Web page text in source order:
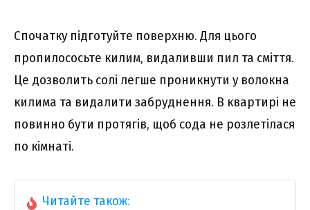
Спочатку підготуйте поверхню. Для цього
пропилососьте килим, видаливши пил та сміття.
Це дозволить солі легше проникнути у волокна
килима та видалити забруднення. В квартирі не
повинно бути протягів, щоб сода не розлетілася
по кімнаті.
Читайте також: